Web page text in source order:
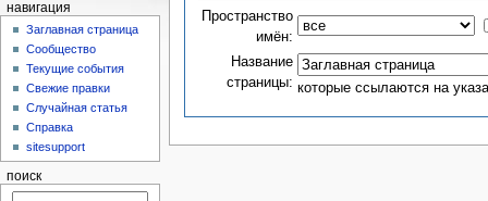
Пространство
имён:
Название
страницы: которые ссылаются на
навигация
Заглавная страница
Сообщество
Текущие события
Свежие правки
Случайная статья
Справка
sitesupport
поиск